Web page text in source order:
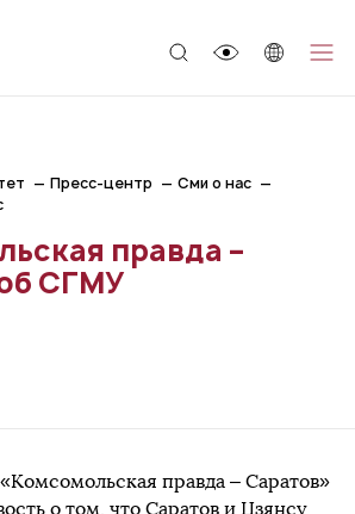
Пресс-центр
Сми о нас
правда –
СГМУ
правда – Саратов»
о том, что Саратов и Цзянсу